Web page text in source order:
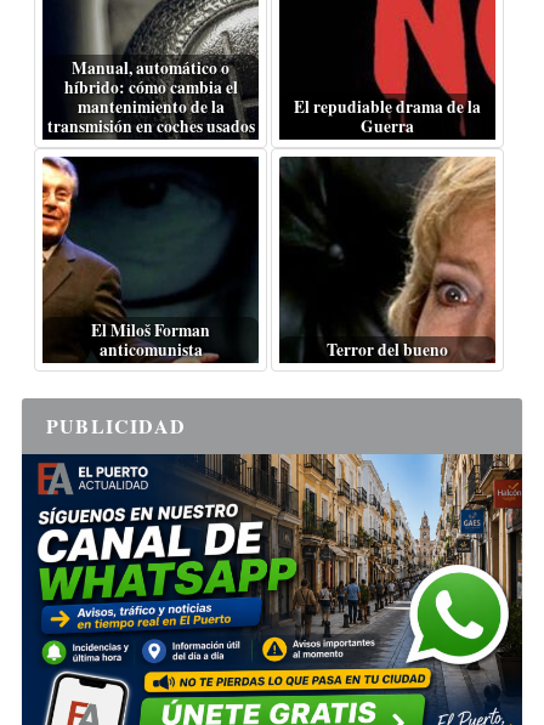
Manual, automático o
híbrido: cómo cambia el
mantenimiento de la
transmisión en coches usados
El repudiable drama de la
Guerra
El Miloš Forman
anticomunista
Terror del bueno
PUBLICIDAD